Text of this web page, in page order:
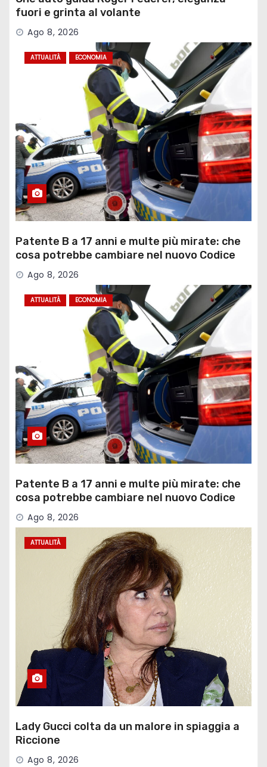
fuori e grinta al volante
Ago 8, 2026
ATTUALITÀ ECONOMIA
Patente B a 17 anni e multe più mirate: che
cosa potrebbe cambiare nel nuovo Codice
della Strada
Ago 8, 2026
ATTUALITÀ ECONOMIA
Patente B a 17 anni e multe più mirate: che
cosa potrebbe cambiare nel nuovo Codice
della Strada
Ago 8, 2026
ATTUALITÀ
Lady Gucci colta da un malore in spiaggia a
Riccione
Ago 8, 2026